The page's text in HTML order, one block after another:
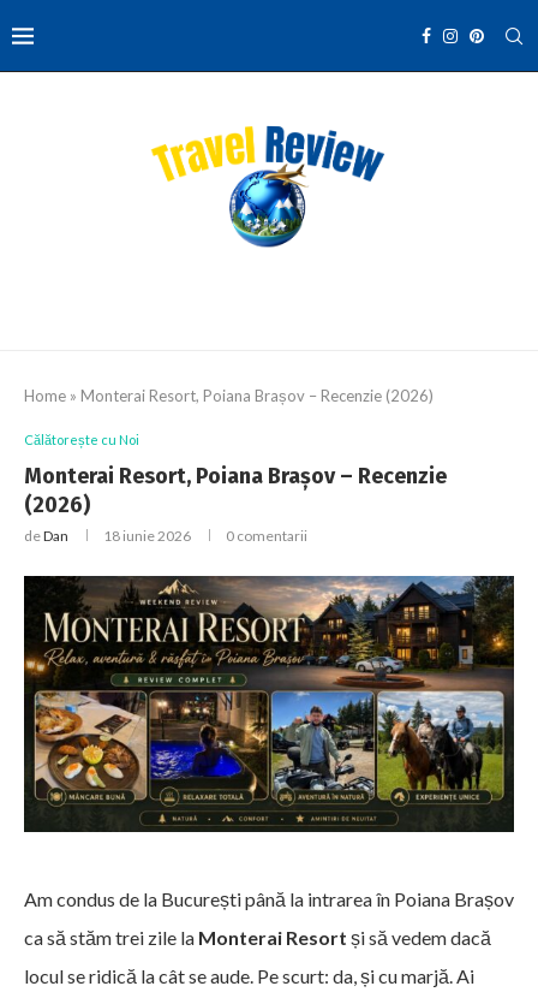
Home » Monterai Resort, Poiana Brașov – Recenzie (2026)
Călătorește cu Noi
Monterai Resort, Poiana Brașov – Recenzie
(2026)
deDan 18 iunie 2026 0 comentarii
Am condus de la București până la intrarea în Poiana Brașov
ca să stăm trei zile la Monterai Resort și să vedem dacă
locul se ridică la cât se aude. Pe scurt: da, și cu marjă. Ai